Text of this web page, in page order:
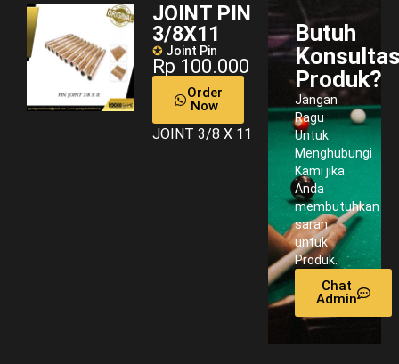
JOINT PIN
3/8X11
✪ Joint Pin
Rp 100.000
Order
Now
JOINT 3/8 X 11
Butuh
Produk?
Jangan
Ragu
Untuk
Menghubungi
Kami jika
Anda
membutuhkan
saran
untuk
Produk.
Chat
Admin